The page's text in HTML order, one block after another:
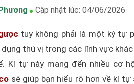
Cập nhật lúc: 04/06/2026
tuy không phải là một ký tự
thú vị trong các lĩnh vực
Kí tự này mang đến nhiều cơ
sẽ giúp bạn hiểu rõ hơn về kí